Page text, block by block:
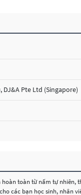
DJ&A Pte Ltd (Singapore)
hoàn toàn từ nấm tự
các bạn học sinh,